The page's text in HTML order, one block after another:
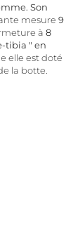
Son
mesure 9
à 8
tibia " en
elle est doté
la botte.